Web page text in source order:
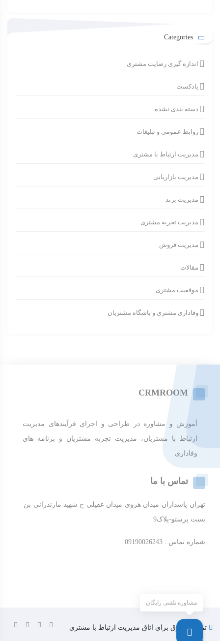
Categories
اندازه گیری رضایت مشتری
پادکست
دسته بندی نشده
روابط عمومی و تبلیغات
مدیریت ارتباط با مشتری
مدیریت بازاریابی
مدیریت برند
مدیریت تجربه مشتری
مدیریت فروش
مقالات
موفقیت مشتری
وفاداری مشتری و باشگاه مشتریان
CRMROOM
آموزش و مشاوره در طراحی و اجرای فرآیندهای مدیریت
ارتباط با مشتریان، مدیریت تجربه مشتریان و برنامه های
وفاداری
تماس با ما
تهران-پاسداران-میدان هروی-میدان عقیلی-خ شهید مازندرانی-بن
بست پرستو-پلاک9
شماره تماس : 09190026243
تمامی حقوق برای اتاق مدیریت ارتباط با مشتری
مشاوره تلفنی رایگان